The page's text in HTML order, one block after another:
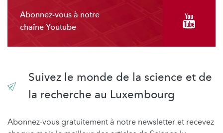
Abonnez-vous à notre
chaîne Youtube
Suivez le monde de la science et de
la recherche au Luxembourg
Abonnez-vous gratuitement à notre newsletter et recevez